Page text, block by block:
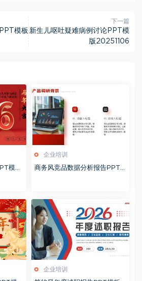
模板
下一篇
新生儿呕吐疑难病例讨论PPT模
版20251106
模板
企业培训
商务风竞品数据分析报告PPT
企业培训